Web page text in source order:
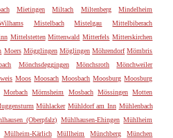
Mietingen Miltach Miltenberg
Mindelheim
Mistelbach Mistelgau
Mittelbiberach
Mittelstetten Mittenwald Mitterfels Mitterskirchen
Moers Mögglingen Möglingen Möhrendorf Mömbris
Mönchsdeggingen Mönchsroth
Mönchweiler
Moos Moosach Moosbach Moosburg Moosburg
Morbach Mörnsheim Mosbach Mössingen Motten
Mühlacker Mühldorf am Inn Mühlenbach
(Oberpfalz) Mühlhausen-Ehingen Mühlheim
Mülheim-Kärlich Müllheim Münchberg
München